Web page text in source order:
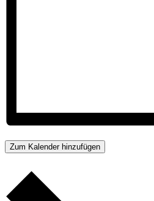
Zum Kalender hinzufügen